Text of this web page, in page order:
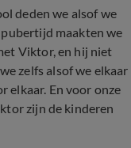
deden we alsof we
maakten we
Viktor, en hij niet
zelfs alsof we elkaar
elkaar. En voor onze
zijn de kinderen